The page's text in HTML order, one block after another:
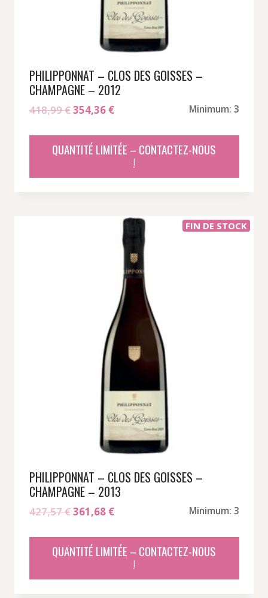
PHILIPPONNAT – CLOS DES GOISSES –
CHAMPAGNE – 2012
418,99€Le
initial
était :
354,36 €Le
actuel
est :
Minimum: 3
QUANTITÉ LIMITÉE – CONTACTEZ-NOUS
!
FIN DE STOCK
PHILIPPONNAT – CLOS DES GOISSES –
CHAMPAGNE – 2013
427,57€Le
initial
était :
361,68 €Le
actuel
est :
Minimum: 3
QUANTITÉ LIMITÉE – CONTACTEZ-NOUS
!